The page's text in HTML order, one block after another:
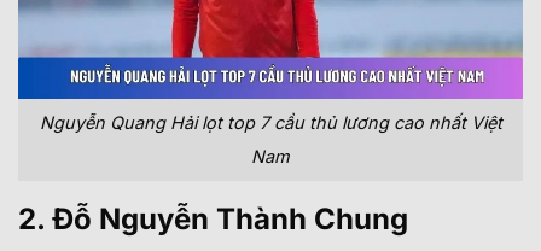
Nguyễn Quang Hải lọt top 7 cầu thủ lương cao nhất Việt
Nam
2. Đỗ Nguyễn Thành Chung